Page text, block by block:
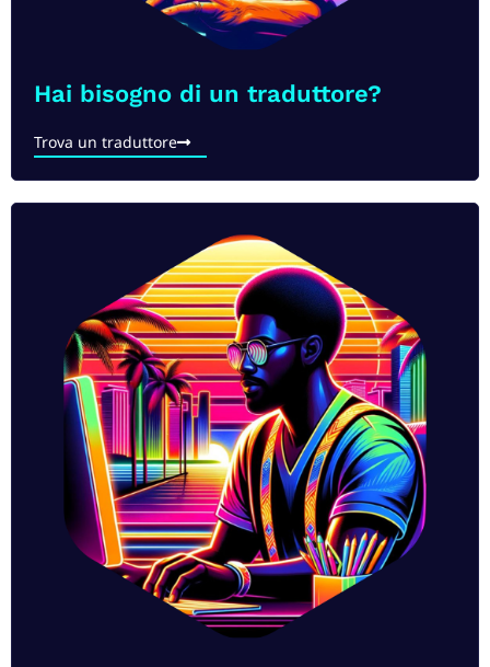
Hai bisogno di un traduttore?​
Trova un traduttore